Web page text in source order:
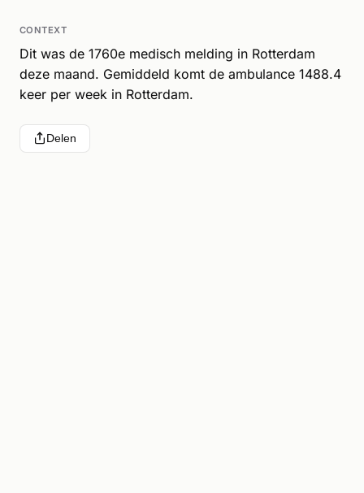
CONTEXT
Dit was de 1760e medisch melding in Rotterdam
deze maand. Gemiddeld komt de ambulance 1488.4
keer per week in Rotterdam.
Delen